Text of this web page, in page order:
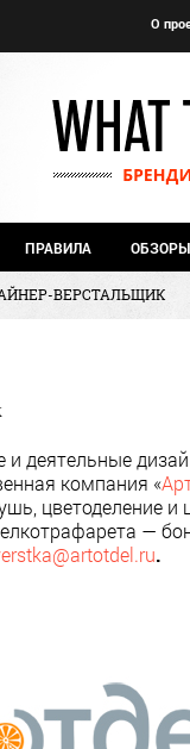
О
ПРАВИЛА ОБЗОРЫ
ВЕРСТАЛЬЩИК
и деятельные
компания «
цветоделение
—
.